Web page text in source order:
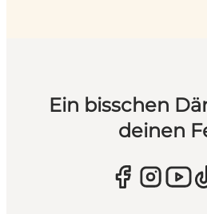
Ein bisschen
deinen